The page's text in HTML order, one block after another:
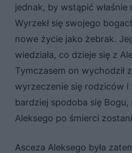
jednak, by wstąpić właśnie
Wyrzekł się swojego
nowe życie jako żebrak.
wiedziała, co dzieje się z
Tymczasem on wychodził
wyrzeczenie się rodziców i
bardziej spodoba się
Aleksego po śmierci
Asceza Aleksego była